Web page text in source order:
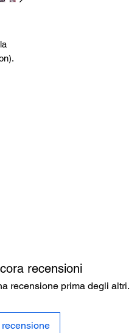
recensioni
recensione prima degli altri.